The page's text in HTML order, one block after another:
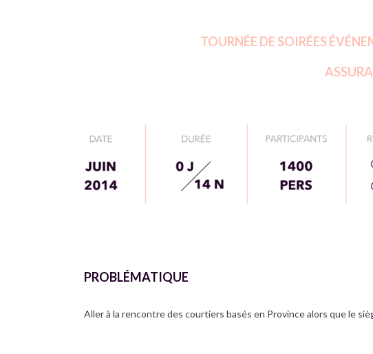
TOURNÉE DE SOIRÉES
PROBLÉMATIQUE
Aller à la rencontre des courtiers basés en Province alors que le